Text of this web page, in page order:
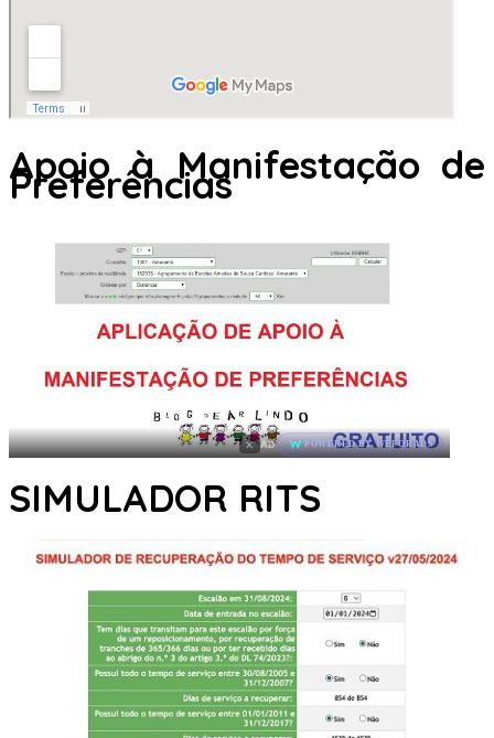
Apoio à Manifestação de
Preferências
× AD POWERED BY WEFORADS
SIMULADOR RITS